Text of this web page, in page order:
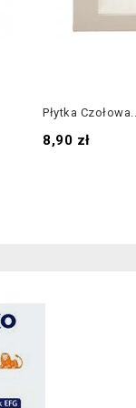
Płytka Czołowa...
Cena
8,90 zł